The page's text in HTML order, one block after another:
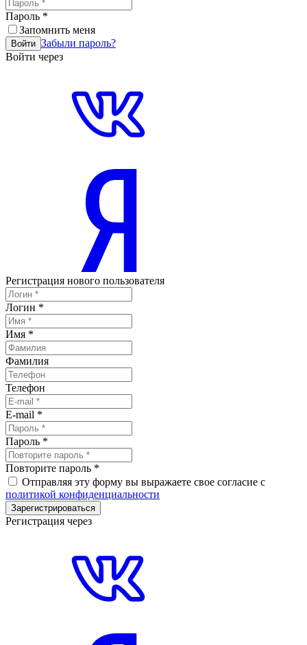
Пароль *
Запомнить меня
Войти Забыли пароль?
Войти через
Регистрация нового пользователя
Логин *
Имя *
Фамилия
Телефон
E-mail *
Пароль *
Повторите пароль *
Отправляя эту форму вы выражаете свое согласие с
политикой конфиденциальности
Зарегистрироваться
Регистрация через